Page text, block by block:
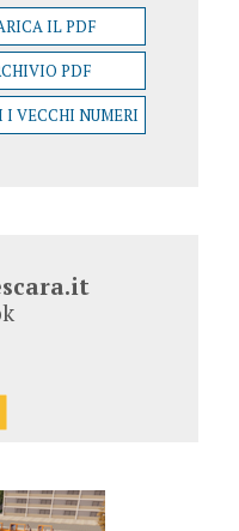
IL PDF
PDF
I VECCHI NUMERI